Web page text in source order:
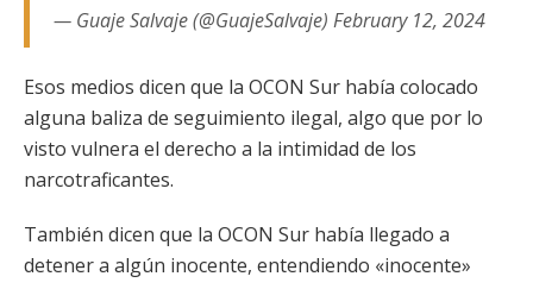
— Guaje Salvaje (@GuajeSalvaje) February 12, 2024
Esos medios dicen que la OCON Sur había colocado
alguna baliza de seguimiento ilegal, algo que por lo
visto vulnera el derecho a la intimidad de los
narcotraficantes.
También dicen que la OCON Sur había llegado a
detener a algún inocente, entendiendo «inocente»